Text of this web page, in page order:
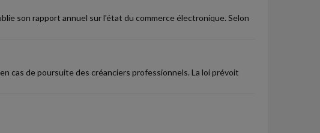
son rapport annuel sur l'état du commerce électronique. Selon
cas de poursuite des créanciers professionnels. La loi prévoit